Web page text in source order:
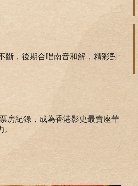
斷，後期合唱南音和解，精彩對
房紀錄，成為香港影史最賣座華